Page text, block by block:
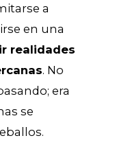
a
en una
realidades
. No
era
se